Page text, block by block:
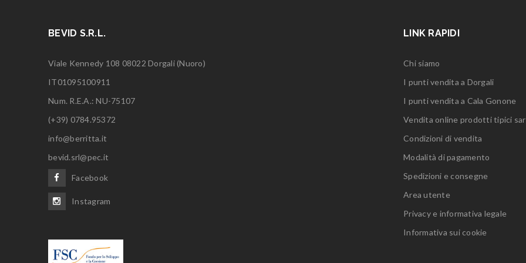
BEVID S.R.L.
Viale Kennedy 108 08022 Dorgali (Nuoro)
IT01095100911
Num. R.E.A.: NU-75107
(+39) 0784.95372
info@berritta.it
bevid.srl@pec.it
Facebook
Instagram
LINK RAPIDI
Chi siamo
I punti vendita a Dorgali
I punti vendita a Cala Gonone
Vendita online prodotti tipici
Condizioni di vendita
Modalità di pagamento
Spedizioni e consegne
Area utente
Privacy e informativa legale
Informativa sui cookie